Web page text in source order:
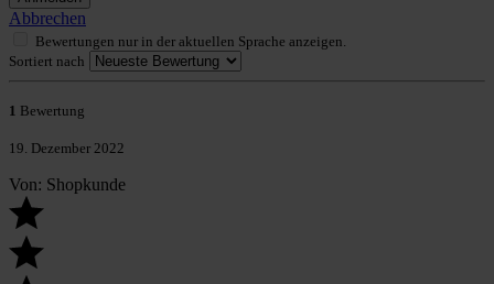
Abbrechen
Bewertungen nur in der aktuellen Sprache anzeigen.
Sortiert nach
1 Bewertung
19. Dezember 2022
Von: Shopkunde